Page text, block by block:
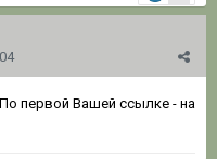
первой Вашей ссылке - на